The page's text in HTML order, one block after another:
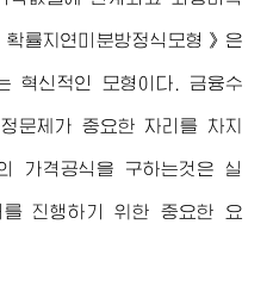
률지연미분방정식모형》은
혁신적인 모형이다. 금융수
문제가 중요한 자리를 차지
가격공식을 구하는것은 실
를 진행하기 위한 중요한 요